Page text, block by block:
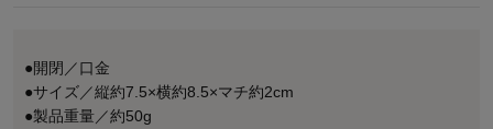
●開閉／口金
●サイズ／縦約7.5×横約8.5×マチ約2cm
●製品重量／約50g